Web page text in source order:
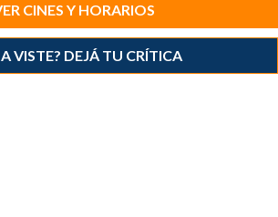
CINES Y HORARIOS
VISTE? DEJÁ TU CRÍTICA